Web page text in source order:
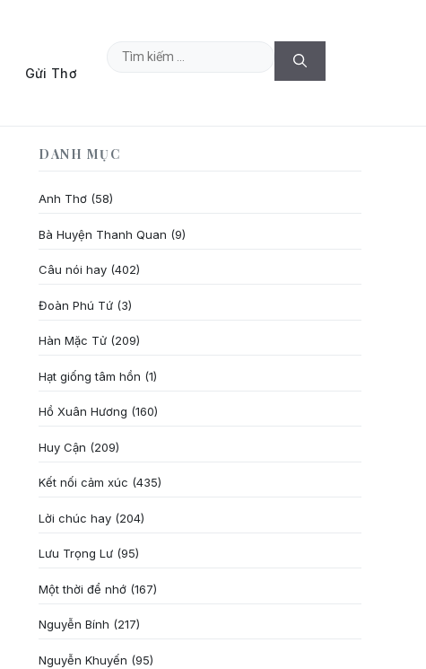
Gửi Thơ
Tìm
DANH MỤC
Anh Thơ (58)
Bà Huyện Thanh Quan (9)
Câu nói hay (402)
Đoàn Phú Tứ (3)
Hàn Mặc Tử (209)
Hạt giống tâm hồn (1)
Hồ Xuân Hương (160)
Huy Cận (209)
Kết nối cảm xúc (435)
Lời chúc hay (204)
Lưu Trọng Lư (95)
Một thời để nhớ (167)
Nguyễn Bính (217)
Nguyễn Khuyến (95)